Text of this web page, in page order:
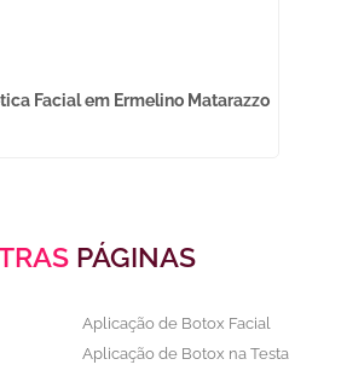
Facial em Ermelino Matarazzo
PÁGINAS
Aplicação de Botox Facial
Aplicação de Botox na Testa